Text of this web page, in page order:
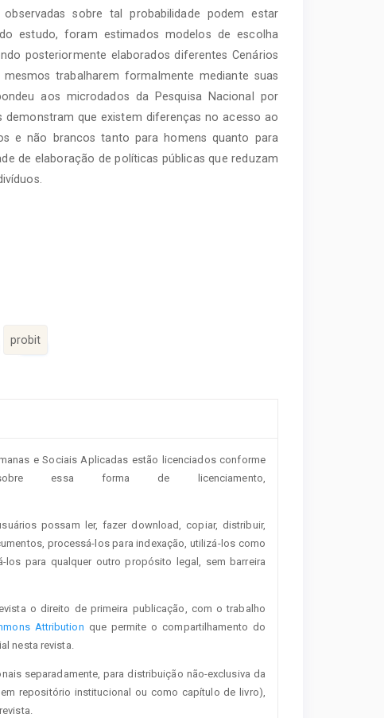
sobre tal probabilidade podem estar
estudo, foram estimados modelos de escolha
posteriormente elaborados diferentes Cenários
trabalharem formalmente mediante suas
aos microdados da Pesquisa Nacional por
demonstram que existem diferenças no acesso ao
e não brancos tanto para homens quanto para
de elaboração de políticas públicas que reduzam
probit
e Sociais Aplicadas estão licenciados conforme
essa forma de licenciamento,
possam ler, fazer download, copiar, distribuir,
processá-los para indexação, utilizá-los como
para qualquer outro propósito legal, sem barreira
o direito de primeira publicação, com o trabalho
Attribution que permite o compartilhamento do
nesta revista.
separadamente, para distribuição não-exclusiva da
repositório institucional ou como capítulo de livro),